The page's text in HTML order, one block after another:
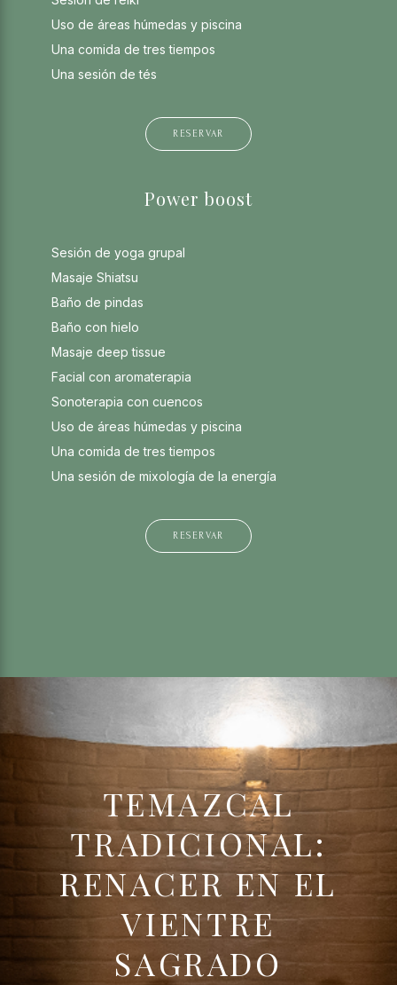
Uso de áreas húmedas y piscina
Una comida de tres tiempos
Una sesión de tés
RESERVAR
Power boost
Sesión de yoga grupal
Masaje Shiatsu
Baño de pindas
Baño con hielo
Masaje deep tissue
Facial con aromaterapia
Sonoterapia con cuencos
Uso de áreas húmedas y piscina
Una comida de tres tiempos
Una sesión de mixología de la energía
RESERVAR
TEMAZCAL
TRADICIONAL:
RENACER EN EL
VIENTRE
SAGRADO